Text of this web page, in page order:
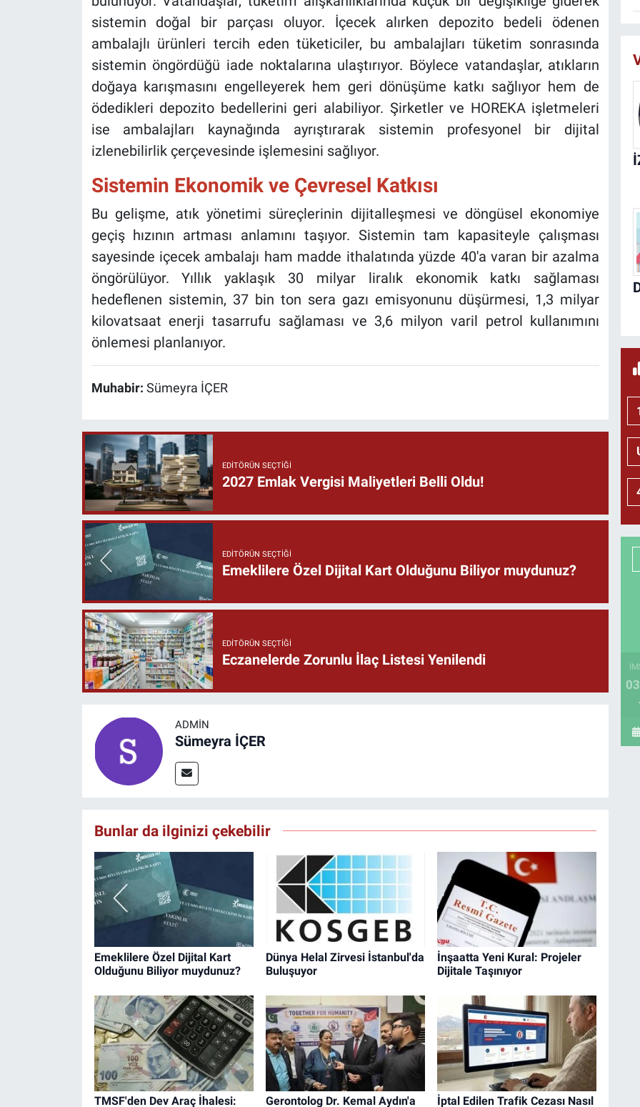
sistemin doğal bir parçası oluyor. İçecek alırken depozito bedeli ödenen
ambalajlı ürünleri tercih eden tüketiciler, bu ambalajları tüketim sonrasında
sistemin öngördüğü iade noktalarına ulaştırıyor. Böylece vatandaşlar, atıkların
doğaya karışmasını engelleyerek hem geri dönüşüme katkı sağlıyor hem de
ödedikleri depozito bedellerini geri alabiliyor. Şirketler ve HOREKA işletmeleri
ise ambalajları kaynağında ayrıştırarak sistemin profesyonel bir dijital
izlenebilirlik çerçevesinde işlemesini sağlıyor.
Sistemin Ekonomik ve Çevresel Katkısı
Bu gelişme, atık yönetimi süreçlerinin dijitalleşmesi ve döngüsel ekonomiye
geçiş hızının artması anlamını taşıyor. Sistemin tam kapasiteyle çalışması
sayesinde içecek ambalajı ham madde ithalatında yüzde 40'a varan bir azalma
öngörülüyor. Yıllık yaklaşık 30 milyar liralık ekonomik katkı sağlaması
hedeflenen sistemin, 37 bin ton sera gazı emisyonunu düşürmesi, 1,3 milyar
kilovatsaat enerji tasarrufu sağlaması ve 3,6 milyon varil petrol kullanımını
önlemesi planlanıyor.
Muhabir: Sümeyra İÇER
EDITÖRÜN SEÇTIĞI
2027 Emlak Vergisi Maliyetleri Belli Oldu!
EDITÖRÜN SEÇTIĞI
Emeklilere Özel Dijital Kart Olduğunu Biliyor muydunuz?
EDITÖRÜN SEÇTIĞI
Eczanelerde Zorunlu İlaç Listesi Yenilendi
ADMIN
Sümeyra İÇER
Bunlar da ilginizi çekebilir
Emeklilere Özel Dijital Kart
Olduğunu Biliyor muydunuz?
Dünya Helal Zirvesi İstanbul'da
Buluşuyor
İnşaatta Yeni Kural: Projeler
Dijitale Taşınıyor
TMSF'den Dev Araç İhalesi: Gerontolog Dr. Kemal Aydın'a İptal Edilen Trafik Cezası Nasıl